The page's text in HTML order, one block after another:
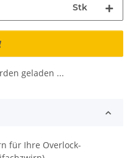
Stk
geladen ...
für Ihre Overlock-